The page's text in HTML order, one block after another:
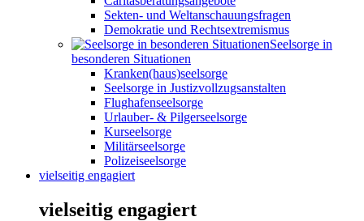
Sekten- und Weltanschauungsfragen
Demokratie und Rechtsextremismus
Seelsorge in
besonderen Situationen
Kranken(haus)seelsorge
Seelsorge in Justizvollzugsanstalten
Flughafenseelsorge
Urlauber- & Pilgerseelsorge
Kurseelsorge
Militärseelsorge
Polizeiseelsorge
vielseitig engagiert
vielseitig engagiert